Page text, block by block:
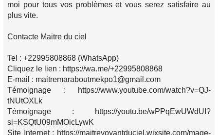
moi pour tous vos problèmes et vous serez satisfaire au
plus vite.
Contacte Maitre du ciel
Tel : +22995808868 (WhatsApp)
Cliquez le lien : https://wa.me/+22995808868
E-mail : maitremaraboutmekpo1@gmail.com
Témoignage : https://www.youtube.com/watch?v=QJ-
tNUtOXLk
Témoignage : https://youtu.be/wPPqEwUWdUI?
si=KSQtU09mMOicLywK
Site Internet : https://maitrevoyantduciel.wixsite.com/mage-